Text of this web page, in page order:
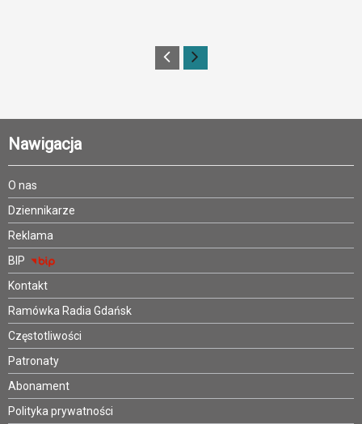
Nawigacja
O nas
Dziennikarze
Reklama
BIP
Kontakt
Ramówka Radia Gdańsk
Częstotliwości
Patronaty
Abonament
Polityka prywatności